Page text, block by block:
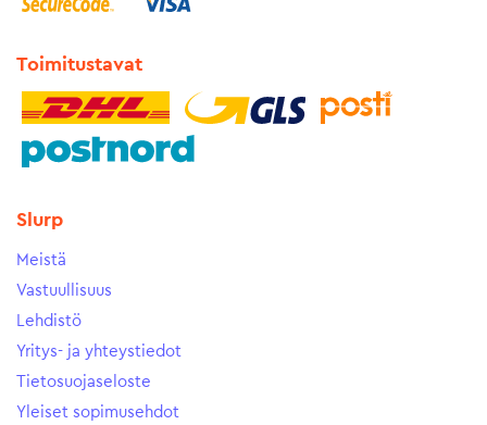
Toimitustavat
Slurp
Meistä
Vastuullisuus
Lehdistö
Yritys- ja yhteystiedot
Tietosuojaseloste
Yleiset sopimusehdot